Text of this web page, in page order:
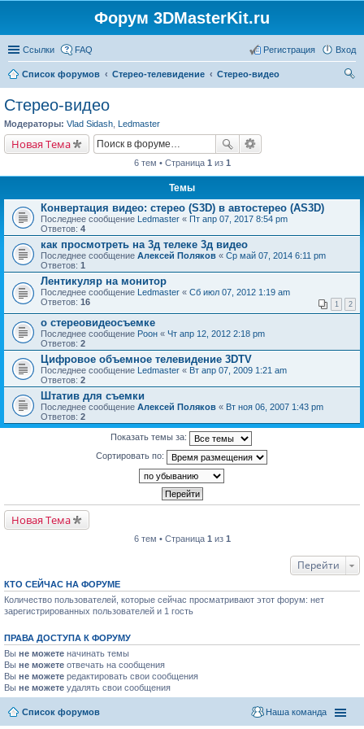
Форум 3DMasterKit.ru
Ссылки FAQ Вход
Регистрация
Список форумов Стерео-телевидение
Стерео-видео
Стерео-видео
Модераторы: Vlad Sidash Ledmaster
Новая Тема
6 тем • Страница 1 из 1
Темы
Конвертация видео: стерео (S3D) в автостерео (AS3D)
Последнее сообщение Ledmaster « Пт апр 07, 2017 8:54 pm
Ответов: 4
как просмотреть на 3д телеке 3д видео
Последнее сообщение Алексей Поляков « Ср май 07, 2014 6:11 pm
Ответов: 1
Лентикуляр на монитор
Последнее сообщение Ledmaster « Сб июл 07, 2012 1:19 am
Ответов: 16 1 2
о стереовидеосъемке
Последнее сообщение Pоон « Чт апр 12, 2012 2:18 pm
Ответов: 2
Цифровое объемное телевидение 3DTV
Последнее сообщение Ledmaster « Вт апр 07, 2009 1:21 am
Ответов: 2
Штатив для съемки
Последнее сообщение Алексей Поляков « Вт ноя 06, 2007 1:43 pm
Ответов: 2
Показать темы за:
Сортировать по:
Новая Тема
6 тем • Страница 1 из 1
Перейти
КТО СЕЙЧАС НА ФОРУМЕ
Количество пользователей, которые сейчас просматривают этот форум: нет
зарегистрированных пользователей и 1 гость
ПРАВА ДОСТУПА К ФОРУМУ
Вы не можете начинать темы
Вы не можете отвечать на сообщения
Вы не можете редактировать свои сообщения
Вы не можете удалять свои сообщения
Список форумов Наша команда